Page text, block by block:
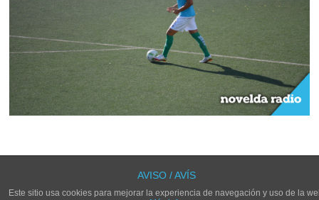
LOS COMENTARIOS Y TRACKBACKS ESTÁN CERRADOS.
AVISO / AVÍS
Este sitio usa cookies para mejorar la experiencia de navegación y uso de la